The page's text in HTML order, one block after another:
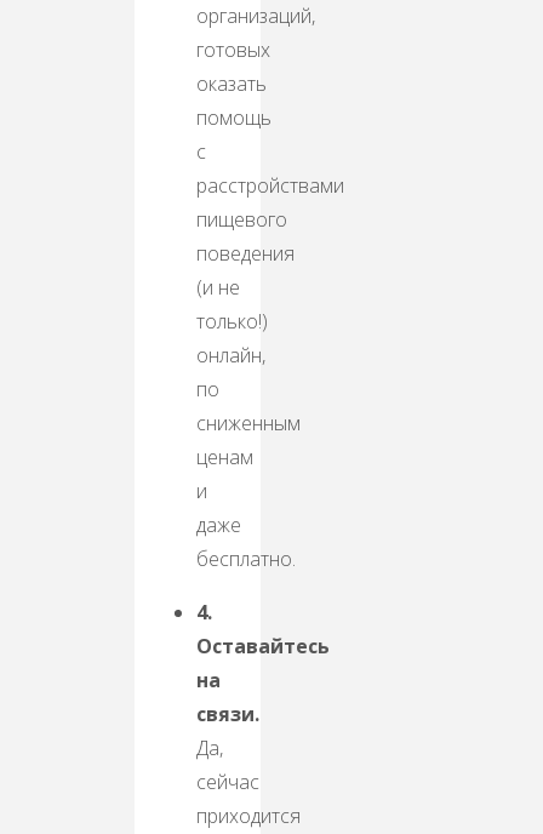
организаций,
готовых
оказать
помощь
с
расстройствами
пищевого
поведения
(и не
только!)
онлайн,
по
сниженным
ценам
и
даже
бесплатно.
4.
Оставайтесь
на
связи.
Да,
сейчас
приходится